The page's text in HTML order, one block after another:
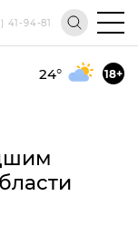
41-94-81
24° 18+